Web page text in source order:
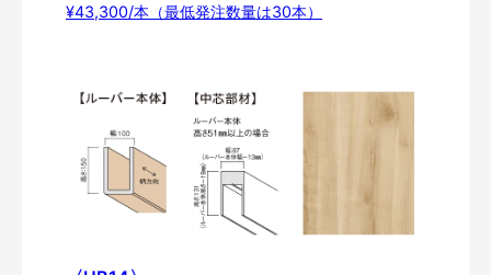
¥43,300/本（最低発注数量は30本）